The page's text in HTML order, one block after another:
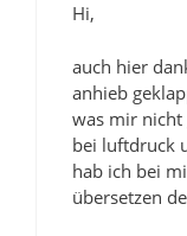
Hi,
auch hier
anhieb
was mir nicht
bei luftdruck
hab ich bei
übersetzen